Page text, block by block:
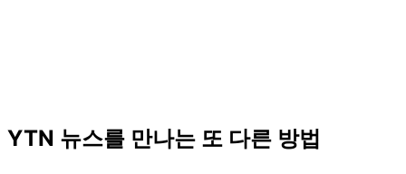
YTN 뉴스를 만나는 또 다른 방법